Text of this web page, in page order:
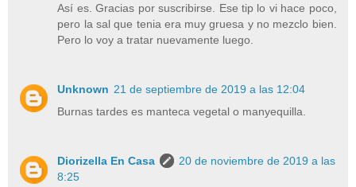
Así es. Gracias por suscribirse. Ese tip lo vi hace poco,
pero la sal que tenia era muy gruesa y no mezclo bien.
Pero lo voy a tratar nuevamente luego.
Unknown 21 de septiembre de 2019 a las 12:04
Burnas tardes es manteca vegetal o manyequilla.
Diorizella En Casa
20 de noviembre de 2019 a las
8:25